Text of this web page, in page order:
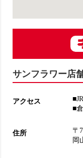
サンフラワー店
アクセス
■
住所
〒
岡